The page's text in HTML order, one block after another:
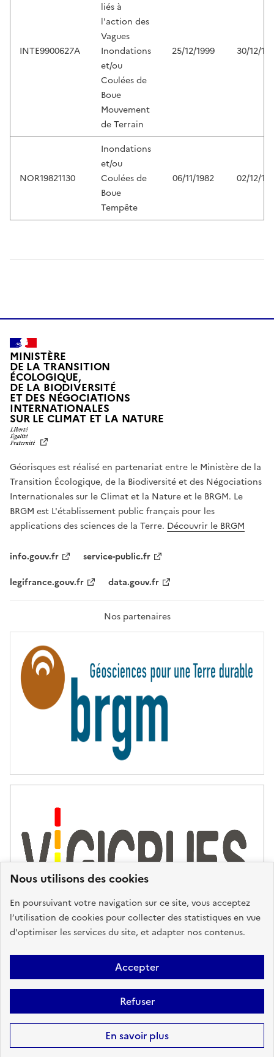
Nous utilisons des cookies
En poursuivant votre navigation sur ce site, vous acceptez
l’utilisation de cookies pour collecter des statistiques en vue
d'optimiser les services du site, et adapter nos contenus.
Accepter
Refuser
En savoir plus
INTE9900627A
liés à
l'action des
Vagues
Inondations
et/ou
Coulées de
Boue
Mouvement
de Terrain
25/12/1999 30/12/
NOR19821130
Inondations
et/ou
Coulées de
Boue
Tempête
06/11/1982 02/12/
MINISTÈRE
DE LA TRANSITION
ÉCOLOGIQUE,
DE LA BIODIVERSITÉ
ET DES NÉGOCIATIONS
INTERNATIONALES
SUR LE CLIMAT ET LA NATUREL
T
É
,
É
G
A
L
F
A
T
R
T
É
Géorisques est réalisé en partenariat entre le Ministère de la
Transition Écologique, de la Biodiversité et des Négociations
Internationales sur le Climat et la Nature et le BRGM. Le
BRGM est L'établissement public français pour les
applications des sciences de la Terre. Découvrir le BRGM
info.gouv.fr
service-public.fr
legifrance.gouv.fr
data.gouv.fr
Nos partenaires
Plan du site Accessibilité : partiellement conforme
Mentions
Légales
Données personnelles Gestion des cookies
FAQ
Sauf mention contraire, tous les contenus de ce site sont sous